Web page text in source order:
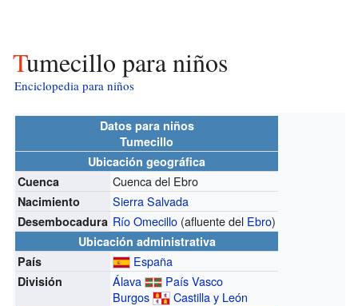
Tumecillo para niños
Enciclopedia para niños
Datos para niños
Tumecillo
Ubicación geográfica
Cuenca
Cuenca del Ebro
Nacimiento Sierra Salvada
Desembocadura Río Omecillo (afluente del Ebro)
Ubicación administrativa
País
España
División Álava
País Vasco
Burgos
Castilla y León